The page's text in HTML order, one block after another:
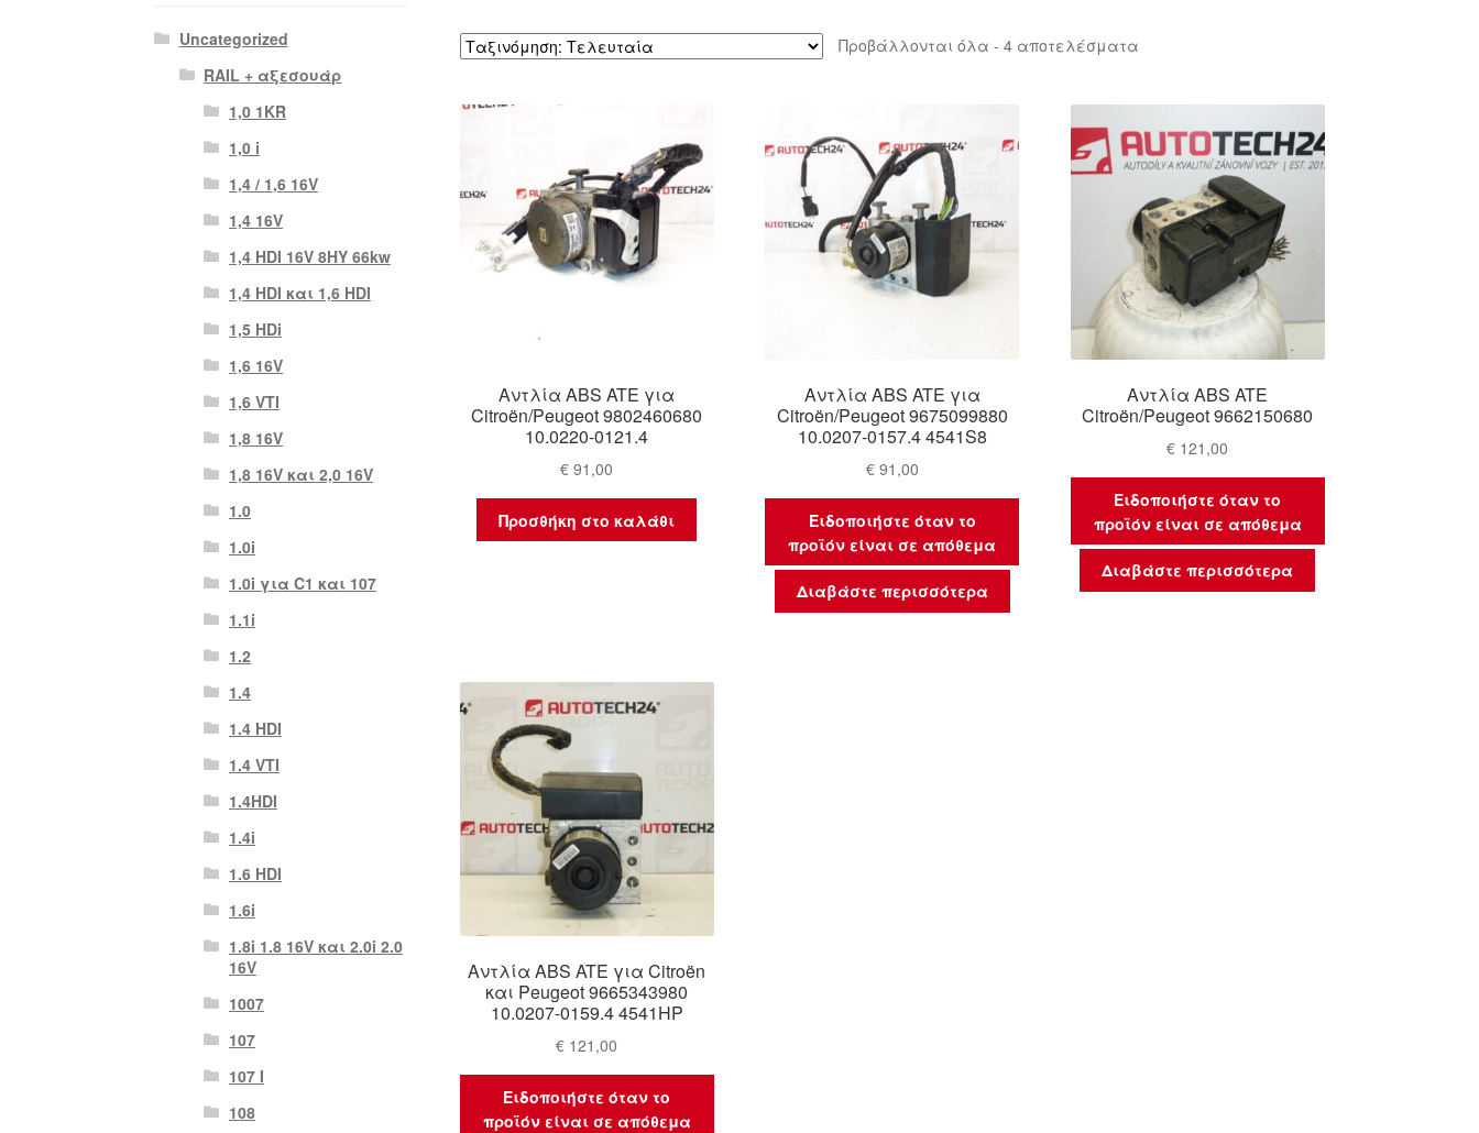
Προβάλλονται όλα - 4 αποτελέσματαSorted
Αντλία ABS ATE για
Citroën/Peugeot 9802460680
10.0220-0121.4
€ 91,00
Προσθήκη στο καλάθι
Αντλία ABS ATE για
Citroën/Peugeot 9675099880
10.0207-0157.4 4541S8
€91,00
Ειδοποιήστε όταν το
προϊόν είναι σε απόθεμα
Διαβάστε περισσότερα
Αντλία ABS ATE
Citroën/Peugeot 9662150680
€ 121,00
Ειδοποιήστε όταν το
προϊόν είναι σε απόθεμα
Διαβάστε περισσότερα
Αντλία ABS ATE για Citroën
και Peugeot 9665343980
10.0207-0159.4 4541HP
€ 121,00
Ειδοποιήστε όταν το
προϊόν είναι σε απόθεμα
Uncategorized
RAIL + αξεσουάρ
1,0 1KR
1,0 i
1,4 / 1,6 16V
1,4 16V
1,4 HDI 16V 8HY 66kw
1,4 HDI και 1,6 HDI
1,5 HDi
1,6 16V
1,6 VTI
1,8 16V
1,8 16V και 2,0 16V
1.0
1.0i
1.0i για C1 και 107
1.1i
1.2
1.4
1.4 HDI
1.4 VTI
1.4HDI
1.4i
1.6 HDI
1.6i
1.8i 1.8 16V και 2.0i 2.0
16V
1007
107
107 Ι
108